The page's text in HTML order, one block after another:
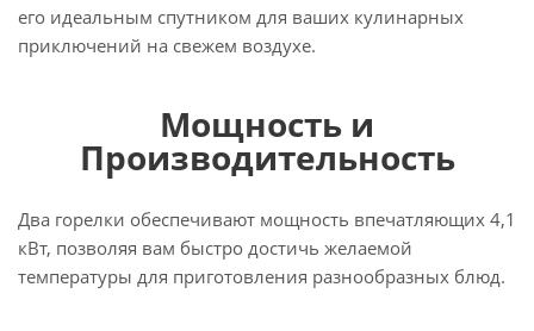
его идеальным спутником для ваших кулинарных
приключений на свежем воздухе.
Мощность и
Производительность
Два горелки обеспечивают мощность впечатляющих 4,1
кВт, позволяя вам быстро достичь желаемой
температуры для приготовления разнообразных блюд.